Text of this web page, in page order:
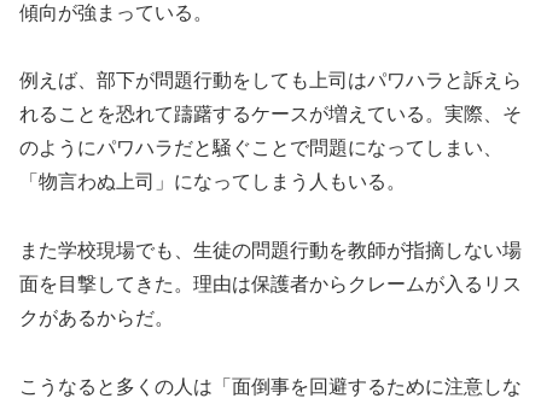
傾向が強まっている。
例えば、部下が問題行動をしても上司はパワハラと訴えら
れることを恐れて躊躇するケースが増えている。実際、そ
のようにパワハラだと騒ぐことで問題になってしまい、
「物言わぬ上司」になってしまう人もいる。
また学校現場でも、生徒の問題行動を教師が指摘しない場
面を目撃してきた。理由は保護者からクレームが入るリス
クがあるからだ。
こうなると多くの人は「面倒事を回避するために注意しな